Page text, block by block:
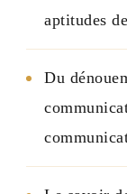
aptitudes
Du